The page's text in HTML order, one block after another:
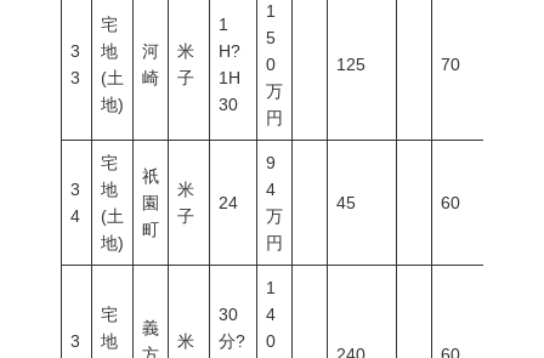
3
3
宅
地
(土
地)
河
崎
米
子
1
H?
1H
30
1
5
0
万
円
125 70
3
4
宅
地
(土
地)
祇
園
町
米
子
24
9
4
万
円
45 60
3
宅
地
義
米
30
分?
1
4
0